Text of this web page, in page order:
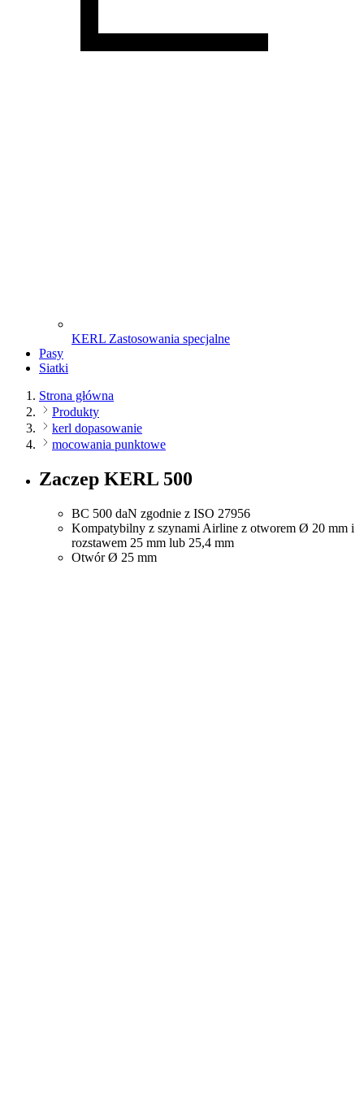
KERL Zastosowania specjalne
Pasy
Siatki
Strona główna
Produkty
kerl dopasowanie
mocowania punktowe
Zaczep KERL 500
BC 500 daN zgodnie z ISO 27956
Kompatybilny z szynami Airline z otworem Ø 20 mm i
rozstawem 25 mm lub 25,4 mm
Otwór Ø 25 mm